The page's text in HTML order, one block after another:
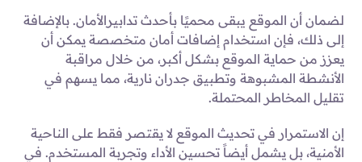
لضمان أن الموقع يبقى محميًا بأحدث تدابيرالأمان. بالإضافة
إلى ذلك، فإن استخدام إضافات أمان متخصصة يمكن أن
يعزز من حماية الموقع بشكل أكبر، من خلال مراقبة
الأنشطة المشبوهة وتطبيق جدران نارية، مما يسهم في
تقليل المخاطر المحتملة.
إن الاستمرار في تحديث الموقع لا يقتصر فقط على الناحية
الأمنية، بل يشمل أيضاً تحسين الأداء وتجربة المستخدم. في